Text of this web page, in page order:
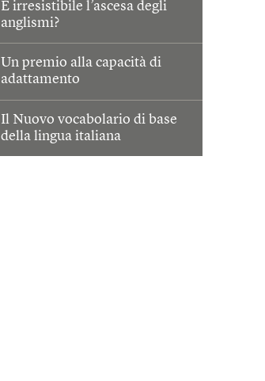
È irresistibile l’ascesa degli
anglismi?
Un premio alla capacità di
adattamento
Il Nuovo vocabolario di base
della lingua italiana